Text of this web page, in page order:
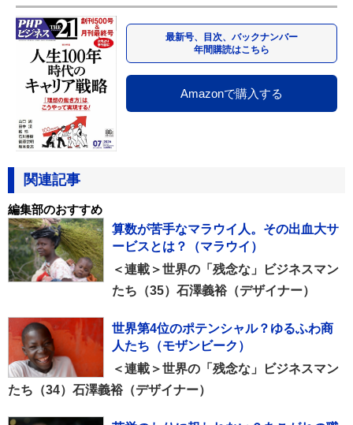
最新号、目次、バックナンバー
年間購読はこちら
Amazonで購入する
関連記事
編集部のおすすめ
算数が苦手なマラウイ人。その出血大サ
ービスとは？（マラウイ）
＜連載＞世界の「残念な」ビジネスマン
たち（35）石澤義裕（デザイナー）
世界第4位のポテンシャル？ゆるふわ商
人たち（モザンビーク）
＜連載＞世界の「残念な」ビジネスマン
たち（34）石澤義裕（デザイナー）